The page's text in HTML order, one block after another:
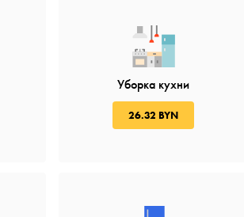
Уборка кухни
26.32 BYN